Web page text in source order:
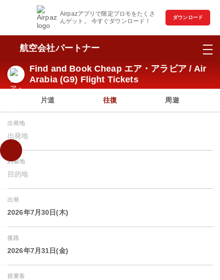
Airpazアプリで限定プロモをたくさ
んゲット。 今すぐダウンロード！
ダウンロード
航空会社パートナー
Find and Book Cheap エア・アラビア / Air
Arabia (G9) Flight Tickets
片道 往復 周遊
出発地
出発地
到着地
目的地
出発
2026年7月30日(木)
復路
2026年7月31日(金)
搭乗客